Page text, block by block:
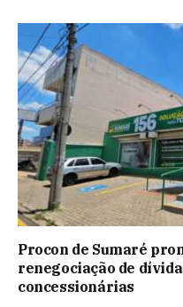
Procon de Sumaré
renegociação de
concessionárias